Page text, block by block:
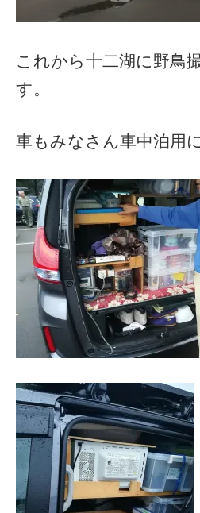
これから十二湖に野鳥
す。
車もみなさん車中泊用